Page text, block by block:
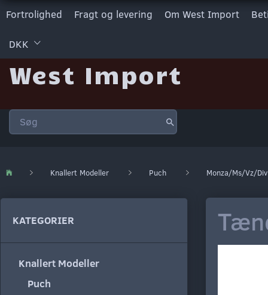
Fortrolighed Fragt og levering Om West Import
DKK
West Import
Knallert Modeller Puch Monza/Ms/Vz/Div
KATEGORIER
Knallert Modeller
Puch